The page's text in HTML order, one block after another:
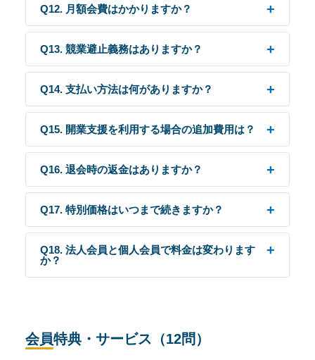
Q12. 月額会費はかかりますか？
Q13. 競業避止義務はありますか？
Q14. 支払い方法は何がありますか？
Q15. 開業支援を利用する場合の追加費用は？
Q16. 退会時の返金はありますか？
Q17. 特別価格はいつまで続きますか？
Q18. 法人会員と個人会員で料金は変わります
か？
会員特典・サービス（12問）